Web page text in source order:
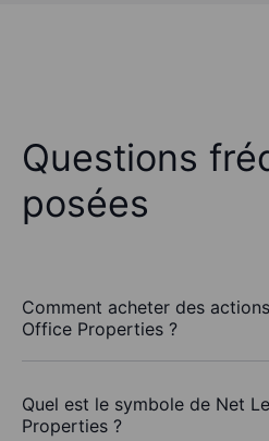
Questions
posées
Comment acheter des
Office Properties ?
Quel est le symbole de Net
Properties ?